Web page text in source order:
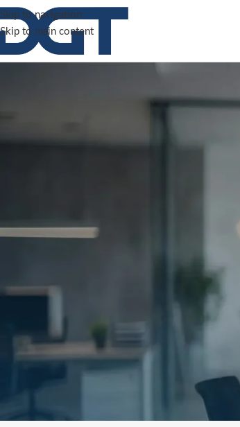
Skip to navigation
Skip to main content